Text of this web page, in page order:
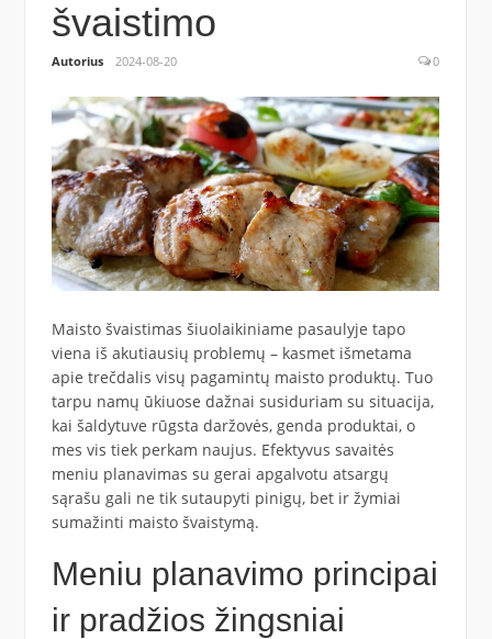
švaistimo
Autorius 2024-08-20 0
Maisto švaistimas šiuolaikiniame pasaulyje tapo
viena iš akutiausių problemų – kasmet išmetama
apie trečdalis visų pagamintų maisto produktų. Tuo
tarpu namų ūkiuose dažnai susiduriam su situacija,
kai šaldytuve rūgsta daržovės, genda produktai, o
mes vis tiek perkam naujus. Efektyvus savaitės
meniu planavimas su gerai apgalvotu atsargų
sąrašu gali ne tik sutaupyti pinigų, bet ir žymiai
sumažinti maisto švaistymą.
Meniu planavimo principai
ir pradžios žingsniai